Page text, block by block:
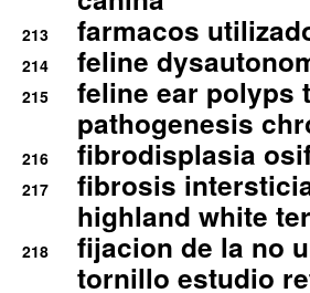
213 farmacos
214 feline
215
feline ear polyps
pathogenesis
216 fibrodisplasia
217
fibrosis
highland white
218
fijacion de la no
tornillo estudio